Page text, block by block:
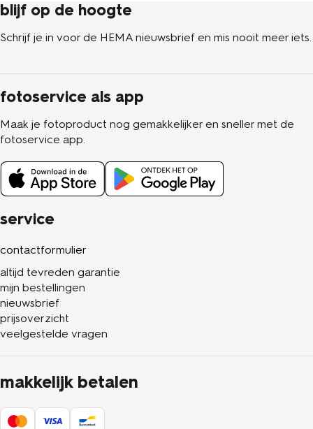
service
contactformulier
altijd tevreden garantie
mijn bestellingen
nieuwsbrief
prijsoverzicht
veelgestelde vragen
makkelijk betalen
blijf op de hoogte
Schrijf je in voor de HEMA nieuwsbrief en mis nooit meer iets.
fotoservice als app
Maak je fotoproduct nog gemakkelijker en sneller met de
fotoservice app.